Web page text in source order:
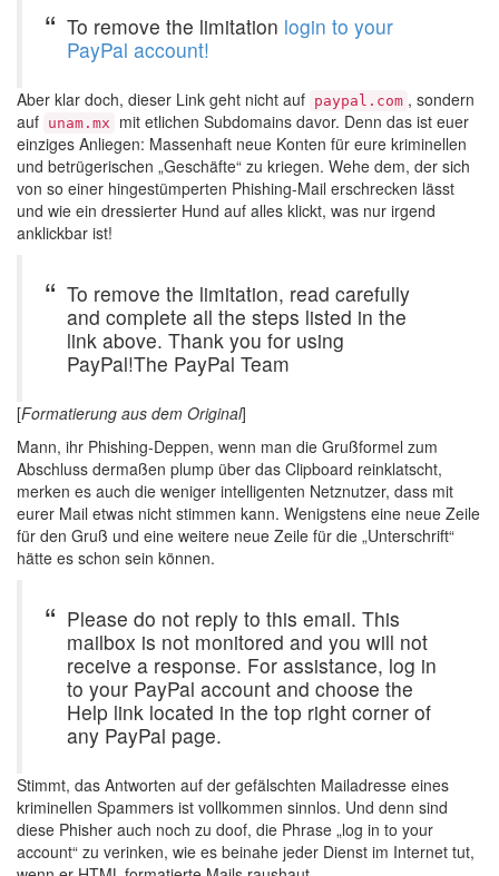
To remove the limitation login to your
PayPal account!
Aber klar doch, dieser Link geht nicht auf paypal.com , sondern
auf unam.mx
mit etlichen Subdomains davor. Denn das ist euer
einziges Anliegen: Massenhaft neue Konten für eure kriminellen
und betrügerischen „Geschäfte“ zu kriegen. Wehe dem, der sich
von so einer hingestümperten Phishing-Mail erschrecken lässt
und wie ein dressierter Hund auf alles klickt, was nur irgend
anklickbar ist!
To remove the limitation, read carefully
and complete all the steps listed in the
link above. Thank you for using
PayPal!The PayPal Team
[Formatierung aus dem Original]
Mann, ihr Phishing-Deppen, wenn man die Grußformel zum
Abschluss dermaßen plump über das Clipboard reinklatscht,
merken es auch die weniger intelligenten Netznutzer, dass mit
eurer Mail etwas nicht stimmen kann. Wenigstens eine neue Zeile
für den Gruß und eine weitere neue Zeile für die „Unterschrift“
hätte es schon sein können.
Please do not reply to this email. This
mailbox is not monitored and you will not
receive a response. For assistance, log in
to your PayPal account and choose the
Help link located in the top right corner of
any PayPal page.
Stimmt, das Antworten auf der gefälschten Mailadresse eines
kriminellen Spammers ist vollkommen sinnlos. Und denn sind
diese Phisher auch noch zu doof, die Phrase „log in to your
account“ zu verinken, wie es beinahe jeder Dienst im Internet tut,